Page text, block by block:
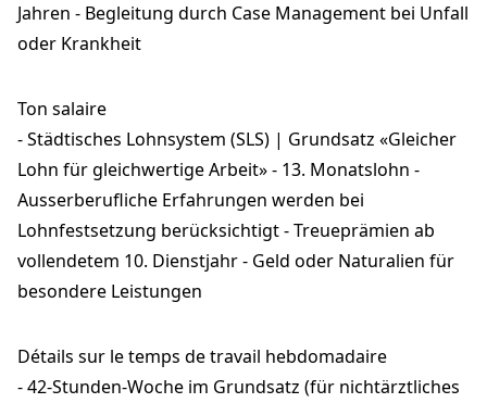
Jahren - Begleitung durch Case Management bei Unfall
oder Krankheit
Ton salaire
- Städtisches Lohnsystem (SLS) | Grundsatz «Gleicher
Lohn für gleichwertige Arbeit» - 13. Monatslohn -
Ausserberufliche Erfahrungen werden bei
Lohnfestsetzung berücksichtigt - Treueprämien ab
vollendetem 10. Dienstjahr - Geld oder Naturalien für
besondere Leistungen
Détails sur le temps de travail hebdomadaire
- 42-Stunden-Woche im Grundsatz (für nichtärztliches